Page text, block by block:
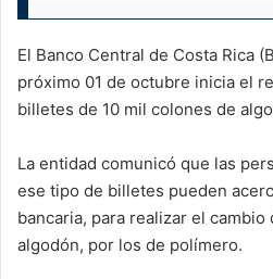
El Banco Central de Costa Rica
próximo 01 de octubre inicia el
billetes de 10 mil colones de
La entidad comunicó que las
ese tipo de billetes pueden
bancaria, para realizar el
algodón, por los de polímero.